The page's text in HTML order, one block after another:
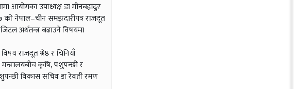
आयोगका उपाध्यक्ष डा मीनबहादुर
को नेपाल–चीन समझदारीपत्र राजदूत
अर्थतन्त्र बढाउने विषयमा
राजदूत श्रेष्ठ र चिनियाँ
कृषि, पशुपन्छी र
विकास सचिव डा रेवती रमण